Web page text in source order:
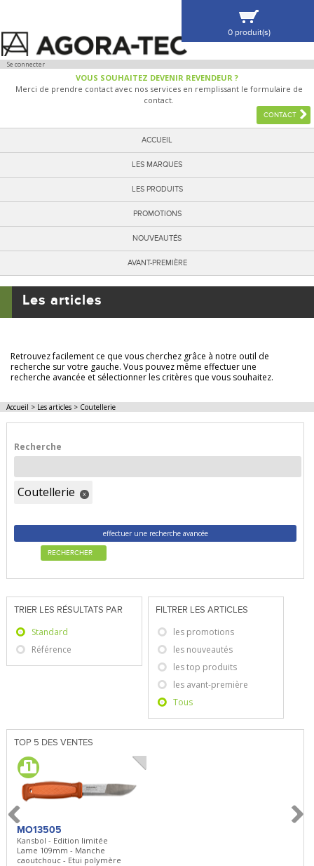
Se connecter
VOUS SOUHAITEZ DEVENIR REVENDEUR ?
Merci de prendre contact avec nos services en remplissant le formulaire de
contact.
CONTACT
ACCUEIL
LES MARQUES
LES PRODUITS
PROMOTIONS
NOUVEAUTÉS
AVANT-PREMIÈRE
0 produit(s)
VOIR MA SÉLECTION
Les articles
Retrouvez facilement ce que vous cherchez grâce à notre outil de
recherche sur votre gauche. Vous pouvez même effectuer une
recherche avancée et sélectionner les critères que vous souhaitez.
Accueil > Les articles> Coutellerie
Recherche
Coutellerie x
effectuer une recherche avancée
RECHERCHER
TRIER LES RÉSULTATS PAR
Standard
Référence
FILTRER LES ARTICLES
les promotions
les nouveautés
les top produits
les avant-première
Tous
TOP 5 DES VENTES
MO13505
Kansbol - Edition limitée
Lame 109mm - Manche
caoutchouc - Etui polymère